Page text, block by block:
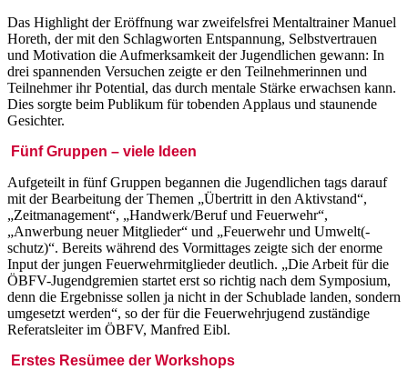
Das Highlight der Eröffnung war zweifelsfrei Mentaltrainer Manuel
Horeth, der mit den Schlagworten Entspannung, Selbstvertrauen
und Motivation die Aufmerksamkeit der Jugendlichen gewann: In
drei spannenden Versuchen zeigte er den Teilnehmerinnen und
Teilnehmer ihr Potential, das durch mentale Stärke erwachsen kann.
Dies sorgte beim Publikum für tobenden Applaus und staunende
Gesichter.
Fünf Gruppen – viele Ideen
Aufgeteilt in fünf Gruppen begannen die Jugendlichen tags darauf
mit der Bearbeitung der Themen „Übertritt in den Aktivstand“,
„Zeitmanagement“, „Handwerk/Beruf und Feuerwehr“,
„Anwerbung neuer Mitglieder“ und „Feuerwehr und Umwelt(-
schutz)“. Bereits während des Vormittages zeigte sich der enorme
Input der jungen Feuerwehrmitglieder deutlich. „Die Arbeit für die
ÖBFV-Jugendgremien startet erst so richtig nach dem Symposium,
denn die Ergebnisse sollen ja nicht in der Schublade landen, sondern
umgesetzt werden“, so der für die Feuerwehrjugend zuständige
Referatsleiter im ÖBFV, Manfred Eibl.
Erstes Resümee der Workshops